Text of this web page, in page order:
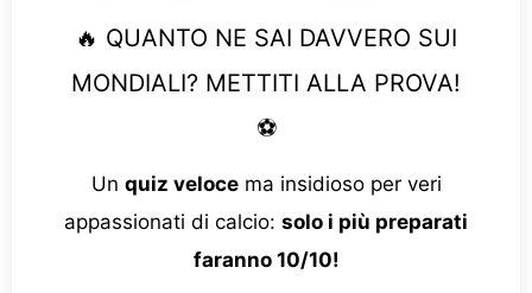
🔥 QUANTO NE SAI DAVVERO SUI
MONDIALI? METTITI ALLA PROVA!
⚽
Un quiz velocema insidioso per veri
appassionati di calcio: solo i più preparati
faranno 10/10!